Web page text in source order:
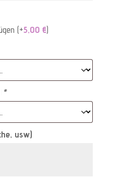
(+5,00 €)
*
usw)